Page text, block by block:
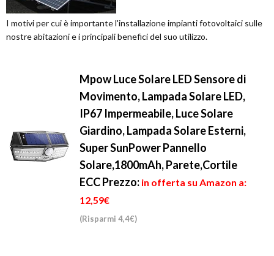
I motivi per cui è importante l'installazione impianti fotovoltaici sulle
nostre abitazioni e i principali benefici del suo utilizzo.
Mpow Luce Solare LED Sensore di
Movimento, Lampada Solare LED,
IP67 Impermeabile, Luce Solare
Giardino, Lampada Solare Esterni,
Super SunPower Pannello
Solare,1800mAh, Parete,Cortile
ECCPrezzo: in offerta su Amazon a:
12,59€
(Risparmi 4,4€)